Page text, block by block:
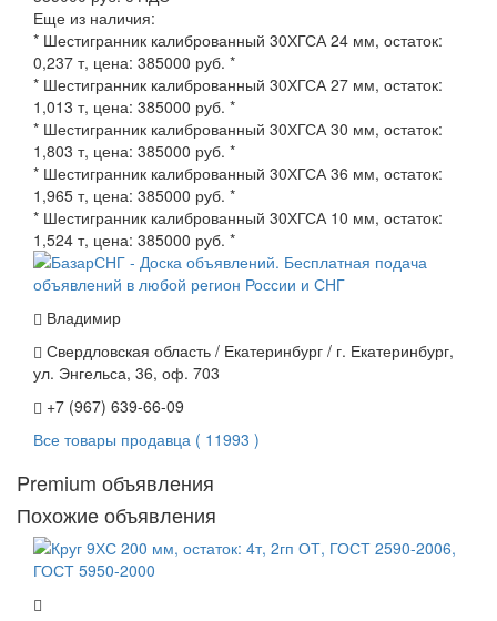
Еще из наличия:
* Шестигранник калиброванный 30ХГСА 24 мм, остаток:
0,237 т, цена: 385000 руб. *
* Шестигранник калиброванный 30ХГСА 27 мм, остаток:
1,013 т, цена: 385000 руб. *
* Шестигранник калиброванный 30ХГСА 30 мм, остаток:
1,803 т, цена: 385000 руб. *
* Шестигранник калиброванный 30ХГСА 36 мм, остаток:
1,965 т, цена: 385000 руб. *
* Шестигранник калиброванный 30ХГСА 10 мм, остаток:
1,524 т, цена: 385000 руб. *
Владимир
Свердловская область / Екатеринбург / г. Екатеринбург,
ул. Энгельса, 36, оф. 703
+7 (967) 639-66-09
Все товары продавца ( 11993 )
Premium объявления
Похожие объявления